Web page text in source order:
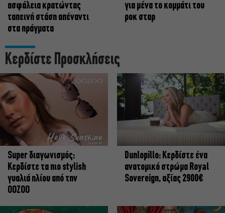
ασφάλεια κρατώντας
ταπεινή στάση απέναντι
στα πράγματα
για μένα το κομμάτι του
ροκ σταρ
Κερδίστε Προσκλήσεις
Super διαγωνισμός:
Κερδίστε τα πιο stylish
γυαλιά ηλίου από την
OOZOO
Dunlopillo: Κερδίστε ένα
ανατομικό στρώμα Royal
Sovereign, αξίας 2900€